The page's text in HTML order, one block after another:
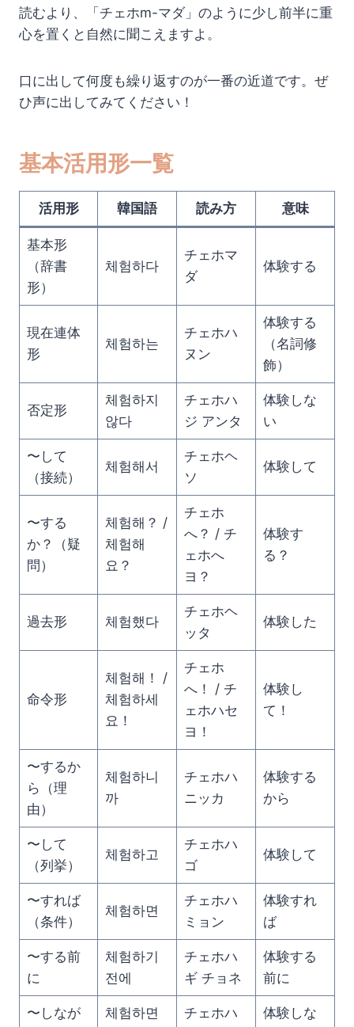
読むより、「チェホm-マダ」のように少し前半に重
心を置くと自然に聞こえますよ。
口に出して何度も繰り返すのが一番の近道です。ぜ
ひ声に出してみてください！
基本活用形一覧
活用形 韓国語 読み方 意味
基本形
（辞書
形）
체험하다
チェホマ
ダ
体験する
現在連体
形
체험하는
チェホハ
ヌン
体験する
（名詞修
飾）
否定形
체험하지
않다
チェホハ
ジ アンタ
体験しな
い
〜して
（接続）
체험해서
チェホヘ
ソ
体験して
〜する
か？（疑
問）
체험해？ /
체험해
요？
チェホ
へ？ / チ
ェホへ
ヨ？
体験す
る？
過去形 체험했다
チェホヘ
ッタ
体験した
命令形
체험해！ /
체험하세
요！
チェホ
へ！ / チ
ェホハセ
ヨ！
体験し
て！
〜するか
ら（理
由）
체험하니
까
チェホハ
ニッカ
体験する
から
〜して
（列挙）
체험하고
チェホハ
ゴ
体験して
〜すれば
（条件）
체험하면
チェホハ
ミョン
体験すれ
ば
〜する前
に
체험하기
전에
チェホハ
ギ チョネ
体験する
前に
〜しなが
체험하면
チェホハ
体験しな